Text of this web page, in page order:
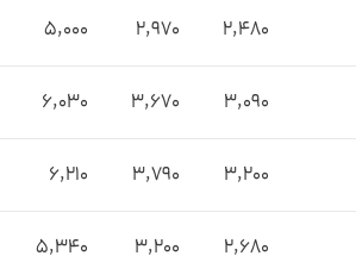
2,480
2,970
5,000
3,090
3,670
6,030
3,200
3,790
6,210
2,680
3,200
5,340